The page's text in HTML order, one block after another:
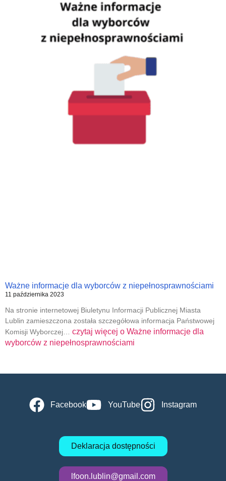
Ważne informacje dla wyborców z niepełnosprawnościami
11 października 2023
Na stronie internetowej Biuletynu Informacji Publicznej Miasta
Lublin zamieszczona została szczegółowa informacja Państwowej
Komisji Wyborczej… czytaj więcej o Ważne informacje dla
wyborców z niepełnosprawnościami
Facebook YouTube Instagram
Deklaracja dostępności
lfoon.lublin@gmail.com